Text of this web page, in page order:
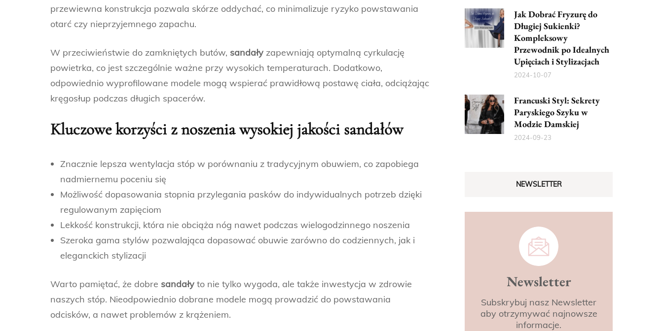
przewiewna konstrukcja pozwala skórze oddychać, co minimalizuje ryzyko powstawania
otarć czy nieprzyjemnego zapachu.
W przeciwieństwie do zamkniętych butów, sandały zapewniają optymalną cyrkulację
powietrka, co jest szczególnie ważne przy wysokich temperaturach. Dodatkowo,
odpowiednio wyprofilowane modele mogą wspierać prawidłową postawę ciała, odciążając
kręgosłup podczas długich spacerów.
Kluczowe korzyści z noszenia wysokiej jakości sandałów
Znacznie lepsza wentylacja stóp w porównaniu z tradycyjnym obuwiem, co zapobiega
nadmiernemu poceniu się
Możliwość dopasowania stopnia przylegania pasków do indywidualnych potrzeb dzięki
regulowanym zapięciom
Lekkość konstrukcji, która nie obciąża nóg nawet podczas wielogodzinnego noszenia
Szeroka gama stylów pozwalająca dopasować obuwie zarówno do codziennych, jak i
eleganckich stylizacji
Warto pamiętać, że dobre sandały to nie tylko wygoda, ale także inwestycja w zdrowie
naszych stóp. Nieodpowiednio dobrane modele mogą prowadzić do powstawania
odcisków, a nawet problemów z krążeniem.
Jak Dobrać Fryzurę do
Długiej Sukienki?
Kompleksowy
Przewodnik po Idealnych
Upięciach i Stylizacjach
2024-10-07
Francuski Styl: Sekrety
Paryskiego Szyku w
Modzie Damskiej
2024-09-23
NEWSLETTER
Newsletter
Subskrybuj nasz Newsletter
aby otrzymywać najnowsze
informacje.